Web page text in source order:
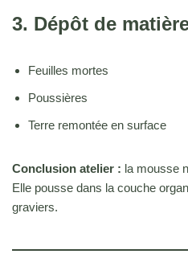
3. Dépôt de
Feuilles mortes
Poussières
Terre remontée en surface
Conclusion atelier : la mousse
Elle pousse dans la couche
graviers.